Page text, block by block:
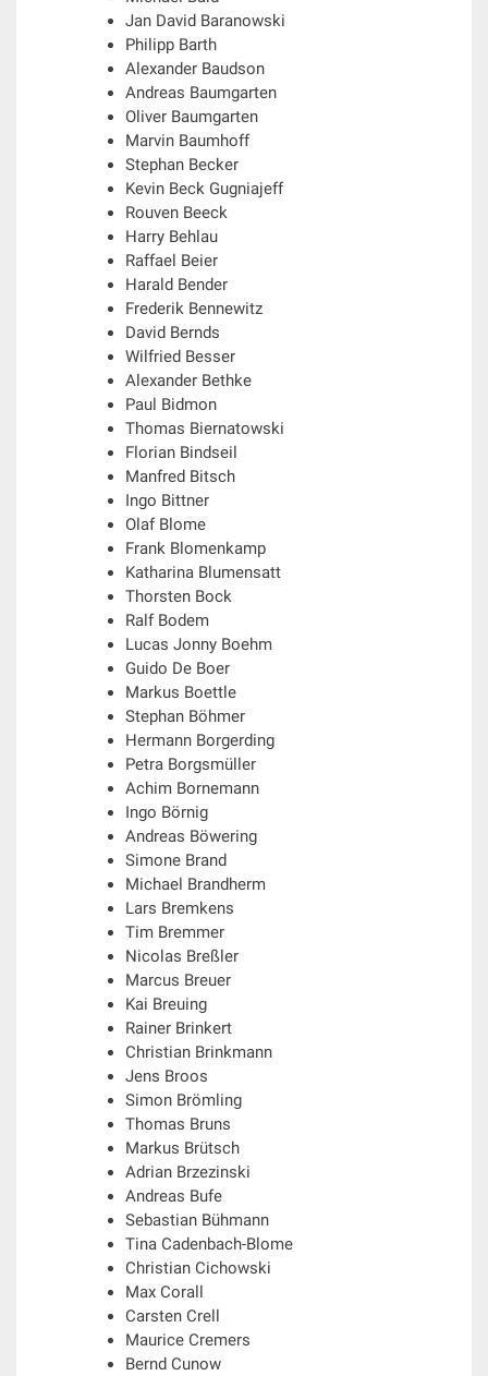
Jan David Baranowski
Philipp Barth
Alexander Baudson
Andreas Baumgarten
Oliver Baumgarten
Marvin Baumhoff
Stephan Becker
Kevin Beck Gugniajeff
Rouven Beeck
Harry Behlau
Raffael Beier
Harald Bender
Frederik Bennewitz
David Bernds
Wilfried Besser
Alexander Bethke
Paul Bidmon
Thomas Biernatowski
Florian Bindseil
Manfred Bitsch
Ingo Bittner
Olaf Blome
Frank Blomenkamp
Katharina Blumensatt
Thorsten Bock
Ralf Bodem
Lucas Jonny Boehm
Guido De Boer
Markus Boettle
Stephan Böhmer
Hermann Borgerding
Petra Borgsmüller
Achim Bornemann
Ingo Börnig
Andreas Böwering
Simone Brand
Michael Brandherm
Lars Bremkens
Tim Bremmer
Nicolas Breßler
Marcus Breuer
Kai Breuing
Rainer Brinkert
Christian Brinkmann
Jens Broos
Simon Brömling
Thomas Bruns
Markus Brütsch
Adrian Brzezinski
Andreas Bufe
Sebastian Bühmann
Tina Cadenbach-Blome
Christian Cichowski
Max Corall
Carsten Crell
Maurice Cremers
Bernd Cunow